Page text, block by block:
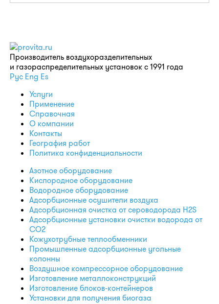
Производитель воздухоразделительных
и газораспределительных установок с 1991 года
Рус Eng Es
Услуги
Применение
Справочная
О компании
Контакты
География работ
Политика конфиденциальности
Азотное оборудование
Кислородное оборудование
Водородное оборудование
Адсорбционные осушители воздуха
Адсорбционная очистка от сероводорода H2S
Адсорбционные установки очистки водорода от
CO2
Кожухотрубные теплообменники
Промышленные адсорбционные угольные
колонны
Воздушное компрессорное оборудование
Изготовление металлоконструкций
Изготовление блоков-контейнеров
Установки для получения биогаза